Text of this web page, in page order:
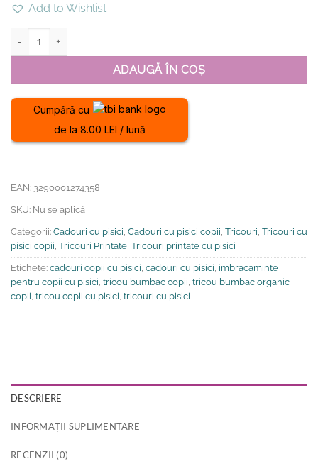
Add to Wishlist
ADAUGĂ ÎN COȘ
Cumpără cu
de la 8.00 LEI / lună
EAN: 3290001274358
SKU: Nu se aplică
Categorii: Cadouri cu pisici Cadouri cu pisici copii Tricouri Tricouri cu
pisici copii Tricouri Printate Tricouri printate cu pisici
Etichete: cadouri copii cu pisici cadouri cu pisici imbracaminte
pentru copii cu pisici tricou bumbac copii tricou bumbac organic
copii tricou copii cu pisici tricouri cu pisici
DESCRIERE
INFORMAȚII SUPLIMENTARE
RECENZII (0)